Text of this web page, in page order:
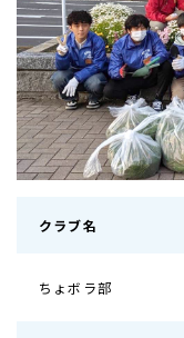
クラブ名
ちょボラ部